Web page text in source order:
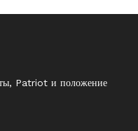
Patriot и положение